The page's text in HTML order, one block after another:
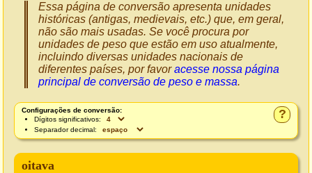
Essa página de conversão apresenta unidades
históricas (antigas, medievais, etc.) que, em geral,
não são mais usadas. Se você procura por
unidades de peso que estão em uso atualmente,
incluindo diversas unidades nacionais de
diferentes países, por favoracesse nossa página
principal de conversão de peso e massa.
?
Configurações de conversão:
Dígitos significativos:
Separador decimal:
oitava